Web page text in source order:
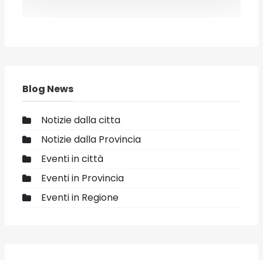
Blog News
Notizie dalla citta
Notizie dalla Provincia
Eventi in città
Eventi in Provincia
Eventi in Regione